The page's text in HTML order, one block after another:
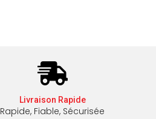
Livraison Rapide
Rapide, Fiable, Sécurisée